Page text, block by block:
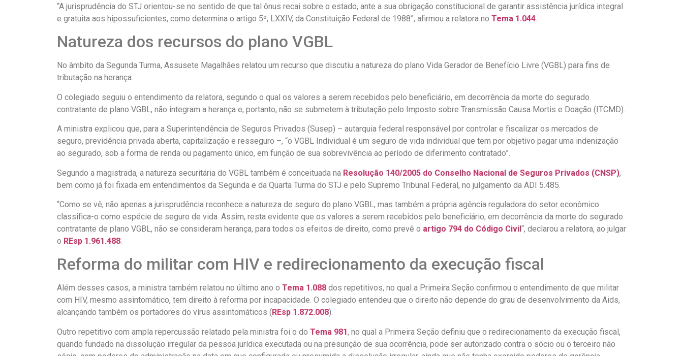
“A jurisprudência do STJ orientou-se no sentido de que tal ônus recai sobre o estado, ante a sua obrigação constitucional de garantir assistência jurídica integral
e gratuita aos hipossuficientes, como determina o artigo 5º, LXXIV, da Constituição Federal de 1988”, afirmou a relatora no Tema 1.044.
Natureza dos recursos do plano VGBL
No âmbito da Segunda Turma, Assusete Magalhães relatou um recurso que discutiu a natureza do plano Vida Gerador de Benefício Livre (VGBL) para fins de
tributação na herança.
O colegiado seguiu o entendimento da relatora, segundo o qual os valores a serem recebidos pelo beneficiário, em decorrência da morte do segurado
contratante de plano VGBL, não integram a herança e, portanto, não se submetem à tributação pelo Imposto sobre Transmissão Causa Mortis e Doação (ITCMD).
A ministra explicou que, para a Superintendência de Seguros Privados (Susep) – autarquia federal responsável por controlar e fiscalizar os mercados de
seguro, previdência privada aberta, capitalização e resseguro –, “o VGBL Individual é um seguro de vida individual que tem por objetivo pagar uma indenização
ao segurado, sob a forma de renda ou pagamento único, em função de sua sobrevivência ao período de diferimento contratado”.
Segundo a magistrada, a natureza securitária do VGBL também é conceituada na Resolução 140/2005 do Conselho Nacional de Seguros Privados (CNSP),
bem como já foi fixada em entendimentos da Segunda e da Quarta Turma do STJ e pelo Supremo Tribunal Federal, no julgamento da ADI 5.485.
“Como se vê, não apenas a jurisprudência reconhece a natureza de seguro do plano VGBL, mas também a própria agência reguladora do setor econômico
classifica-o como espécie de seguro de vida. Assim, resta evidente que os valores a serem recebidos pelo beneficiário, em decorrência da morte do segurado
contratante de plano VGBL, não se consideram herança, para todos os efeitos de direito, como prevê o artigo 794 do Código Civil“, declarou a relatora, ao julgar
o REsp 1.961.488.
Reforma do militar com HIV e redirecionamento da execução fiscal
Além desses casos, a ministra também relatou no último ano o Tema 1.088 dos repetitivos, no qual a Primeira Seção confirmou o entendimento de que militar
com HIV, mesmo assintomático, tem direito à reforma por incapacidade. O colegiado entendeu que o direito não depende do grau de desenvolvimento da Aids,
alcançando também os portadores do vírus assintomáticos ( REsp 1.872.008).
Outro repetitivo com ampla repercussão relatado pela ministra foi o do Tema 981, no qual a Primeira Seção definiu que o redirecionamento da execução fiscal,
quando fundado na dissolução irregular da pessoa jurídica executada ou na presunção de sua ocorrência, pode ser autorizado contra o sócio ou o terceiro não